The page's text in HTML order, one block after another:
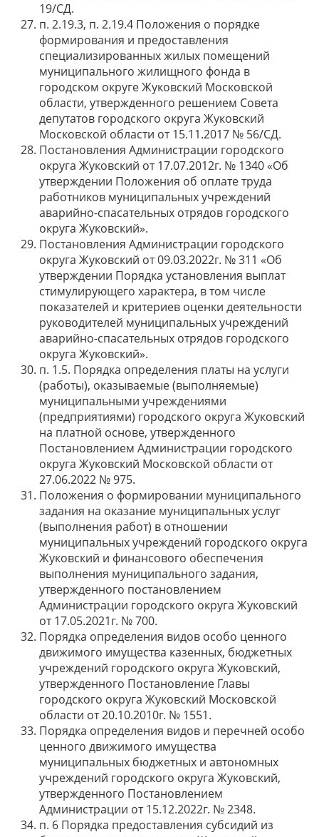
19/СД.
п. 2.19.3, п. 2.19.4 Положения о порядке
формирования и предоставления
специализированных жилых помещений
муниципального жилищного фонда в
городском округе Жуковский Московской
области, утвержденного решением Совета
депутатов городского округа Жуковский
Московской области от 15.11.2017 № 56/СД.
Постановления Администрации городского
округа Жуковский от 17.07.2012г. № 1340 «Об
утверждении Положения об оплате труда
работников муниципальных учреждений
аварийно-спасательных отрядов городского
округа Жуковский».
Постановления Администрации городского
округа Жуковский от 09.03.2022г. № 311 «Об
утверждении Порядка установления выплат
стимулирующего характера, в том числе
показателей и критериев оценки деятельности
руководителей муниципальных учреждений
аварийно-спасательных отрядов городского
округа Жуковский».
п. 1.5. Порядка определения платы на услуги
(работы), оказываемые (выполняемые)
муниципальными учреждениями
(предприятиями) городского округа Жуковский
на платной основе, утвержденного
Постановлением Администрации городского
округа Жуковский Московской области от
27.06.2022 № 975.
Положения о формировании муниципального
задания на оказание муниципальных услуг
(выполнения работ) в отношении
муниципальных учреждений городского округа
Жуковский и финансового обеспечения
выполнения муниципального задания,
утвержденного постановлением
Администрации городского округа Жуковский
от 17.05.2021г. № 700.
Порядка определения видов особо ценного
движимого имущества казенных, бюджетных
учреждений городского округа Жуковский,
утвержденного Постановление Главы
городского округа Жуковский Московской
области от 20.10.2010г. № 1551.
Порядка определения видов и перечней особо
ценного движимого имущества
муниципальных бюджетных и автономных
учреждений городского округа Жуковский,
утвержденного Постановлением
Администрации от 15.12.2022г. № 2348.
п. 6 Порядка предоставления субсидий из